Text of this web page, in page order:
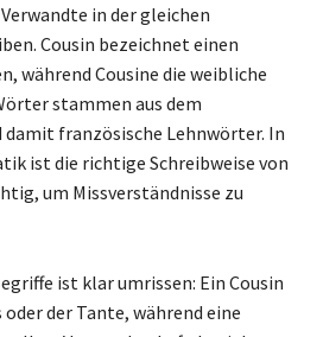
in der gleichen
Cousin bezeichnet einen
während Cousine die weibliche
stammen aus dem
damit französische Lehnwörter. In
ist die richtige Schreibweise von
um Missverständnisse zu
ist klar umrissen: Ein Cousin
der Tante, während eine